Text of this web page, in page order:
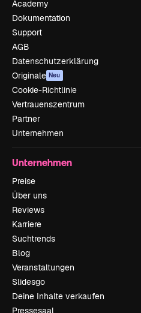
Academy
Dokumentation
Support
AGB
Datenschutzerklärung
Originale Neu
Cookie-Richtlinie
Vertrauenszentrum
Partner
Unternehmen
Unternehmen
Preise
Über uns
Reviews
Karriere
Suchtrends
Blog
Veranstaltungen
Slidesgo
Deine Inhalte verkaufen
Pressesaal